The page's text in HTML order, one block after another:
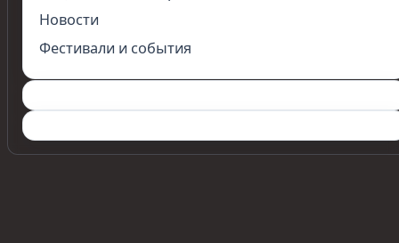
Новости
Фестивали и события